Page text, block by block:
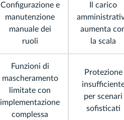
Configurazione e
manutenzione
manuale dei
ruoli
Il carico
aumenta
la scala
Funzioni di
mascheramento
limitate con
implementazione
complessa
Protezione
per scenari
sofisticati